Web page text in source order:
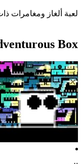
لعبة ألغاز ومغامرات
Box